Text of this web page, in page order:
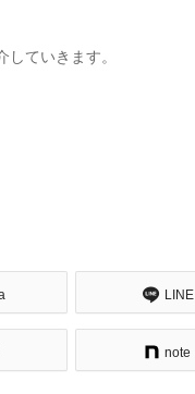
ていきます。
LINE
note